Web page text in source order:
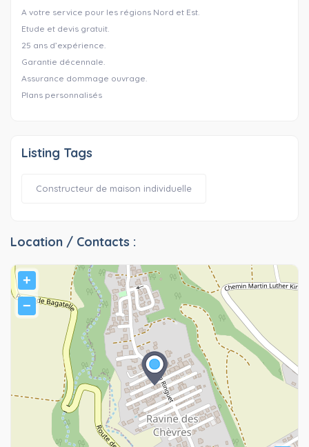
A votre service pour les régions Nord et Est.
Etude et devis gratuit.
25 ans d’expérience.
Garantie décennale.
Assurance dommage ouvrage.
Plans personnalisés
Listing Tags
Constructeur de maison individuelle
Location / Contacts :
+
−